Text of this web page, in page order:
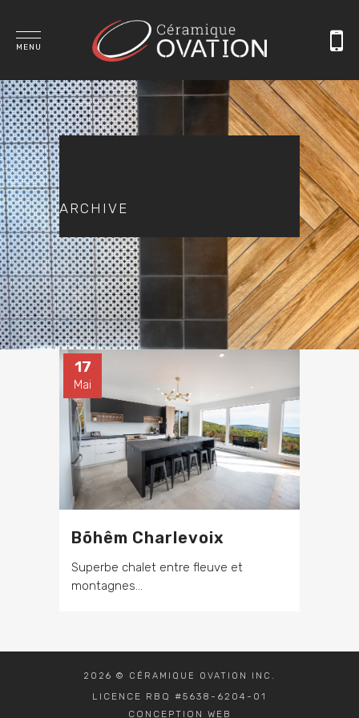
MENU
ARCHIVE
17
Mai
Bõhêm Charlevoix
Superbe chalet entre fleuve et
montagnes...
2026 © CÉRAMIQUE OVATION INC.
LICENCE RBQ #5638-6204-01
CONCEPTION WEB